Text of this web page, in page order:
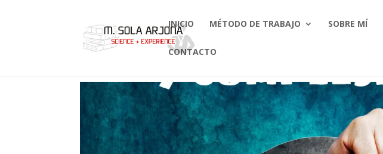
INICIO MÉTODO DE TRABAJO SOBRE MÍ
CONTACTO